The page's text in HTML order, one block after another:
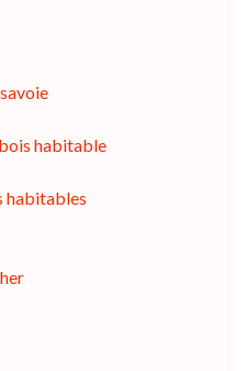
habitable
habitables